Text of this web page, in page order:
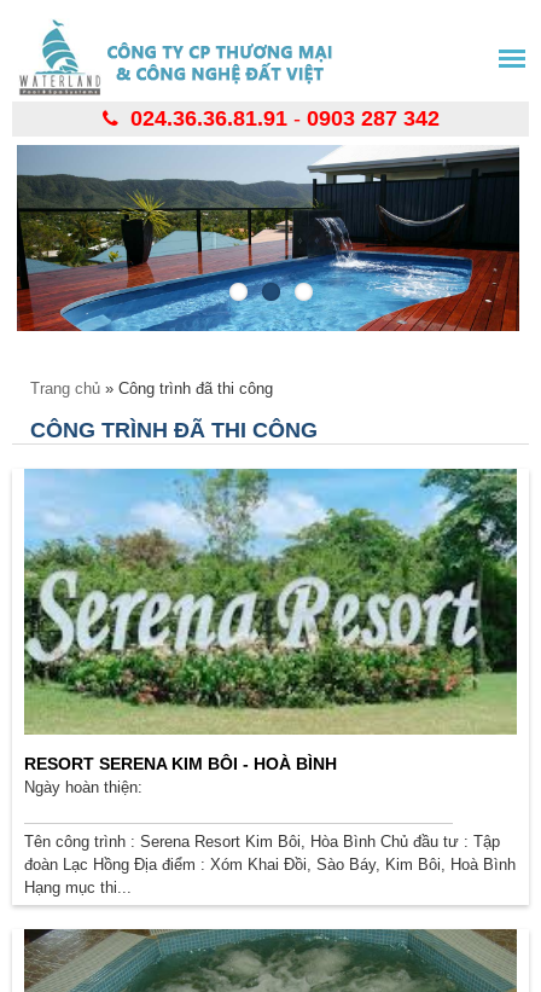
nội
dung
024.36.36.81.91- 0903 287 342
Bạn đang ở đây
Trang chủ » Công trình đã thi công
CÔNG TRÌNH ĐÃ THI CÔNG
RESORT SERENA KIM BÔI - HOÀ BÌNH
Ngày hoàn thiện:
Tên công trình : Serena Resort Kim Bôi, Hòa Bình Chủ đầu tư : Tập
đoàn Lạc Hồng Địa điểm : Xóm Khai Đồi, Sào Báy, Kim Bôi, Hoà Bình
Hạng mục thi...